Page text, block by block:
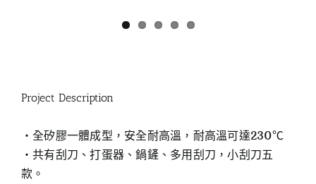
Project Description
‧全矽膠一體成型，安全耐高溫，耐高溫可達230℃
‧共有刮刀、打蛋器、鍋鏟、多用刮刀，小刮刀五
款。